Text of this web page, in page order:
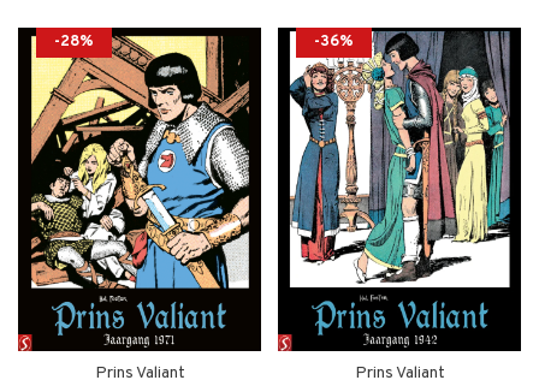
-28%
Prins Valiant
-36%
Prins Valiant